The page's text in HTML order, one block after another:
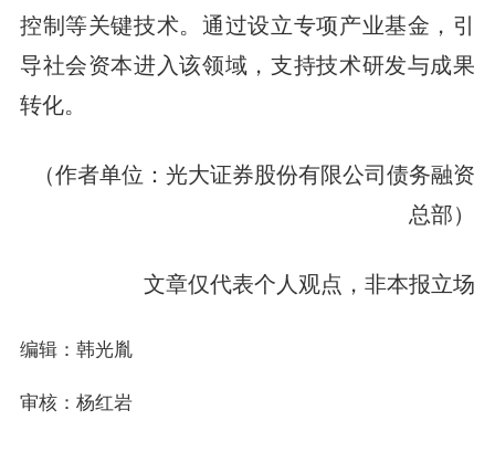
控制等关键技术。通过设立专项产业基金，引
导社会资本进入该领域，支持技术研发与成果
转化。
（作者单位：光大证券股份有限公司债务融资
总部）
文章仅代表个人观点，非本报立场
编辑：韩光胤
审核：杨红岩